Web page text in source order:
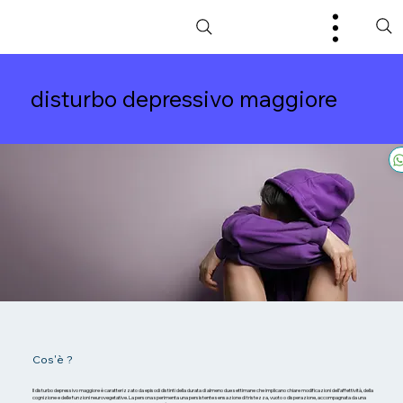
disturbo depressivo maggiore
Cos'è ?
Il disturbo depressivo maggiore è caratterizzato da episodi distinti della durata di almeno due settimane che implicano chiare modificazioni dell'affettività, della
cognizione e delle funzioni neurovegetative. La persona sperimenta una persistente sensazione di tristezza, vuoto o disperazione, accompagnata da una